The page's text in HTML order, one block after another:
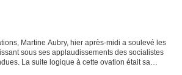
Martine Aubry, hier après-midi a soulevé les
sous ses applaudissements des socialistes
La suite logique à cette ovation était sa